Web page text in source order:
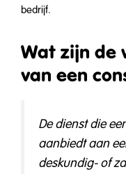
bedrijf.
Wat zijn de
van een
De dienst die
aanbiedt aan
deskundig- of